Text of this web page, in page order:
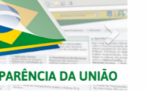
PESAR E LUTO OFICIAL
9 de junho de 2026
– 2026
14 de maio de 2026